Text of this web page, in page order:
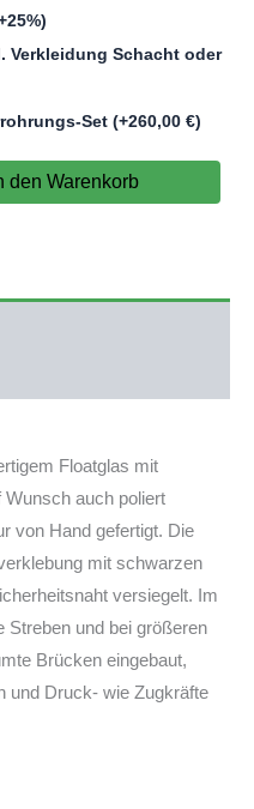
Verkleidung Schacht oder
Set (+260,00 €)
den Warenkorb
Floatglas mit
auch poliert
von Hand gefertigt. Die
mit schwarzen
versiegelt. Im
Streben und bei größeren
Brücken eingebaut,
und Druck- wie Zugkräfte